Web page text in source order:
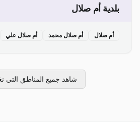
بلدية أم صلال
أم صلال أم صلال محمد أم صلال علي
شاهد جميع المناطق التي